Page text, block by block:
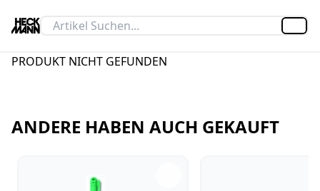
PRODUKT NICHT GEFUNDEN
ANDERE HABEN AUCH GEKAUFT